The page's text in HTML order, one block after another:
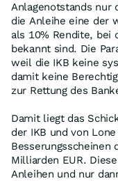
Anlagenotstands nur
die Anleihe eine der
als 10% Rendite, bei
bekannt sind. Die
weil die IKB keine
damit keine
zur Rettung des
Damit liegt das
der IKB und von
Besserungsscheinen
Milliarden EUR.
Anleihen und nur